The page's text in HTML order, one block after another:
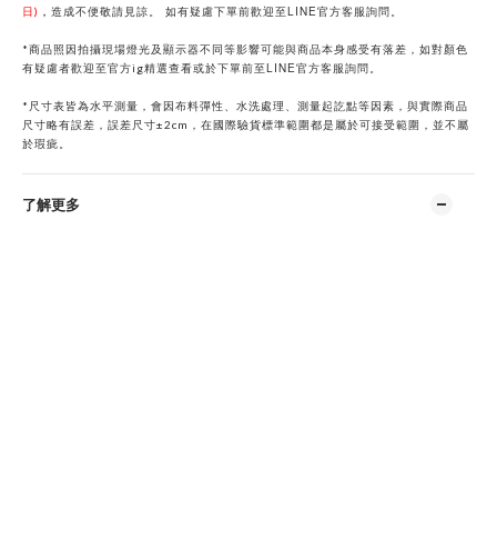
日) ， 造成不便敬請見諒。 如有疑慮下單前歡迎至LINE官方客服詢問。
*商品照因拍攝現場燈光及顯示器不同等影響可能與商品本身感受有落差，如對顏色
有疑慮者歡迎至官方ig精選查看或於下單前至LINE官方客服詢問。
* 尺寸表皆為水平測量，會因布料彈性、水洗處理、測量起訖點等因素，與實際商品
尺寸略有誤差，誤差尺寸±2cm，在國際驗貨標準範圍都是屬於可接受範圍，並不屬
於瑕疵。
了解更多